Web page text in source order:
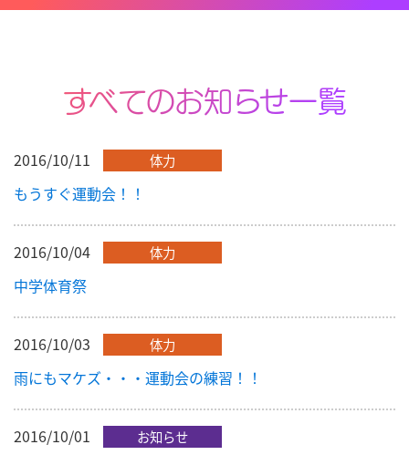
すべてのお知らせ一覧
2016/10/11 体力
もうすぐ運動会！！
2016/10/04 体力
中学体育祭
2016/10/03 体力
雨にもマケズ・・・運動会の練習！！
2016/10/01 お知らせ